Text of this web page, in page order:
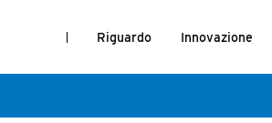
Riguardo Innovazione